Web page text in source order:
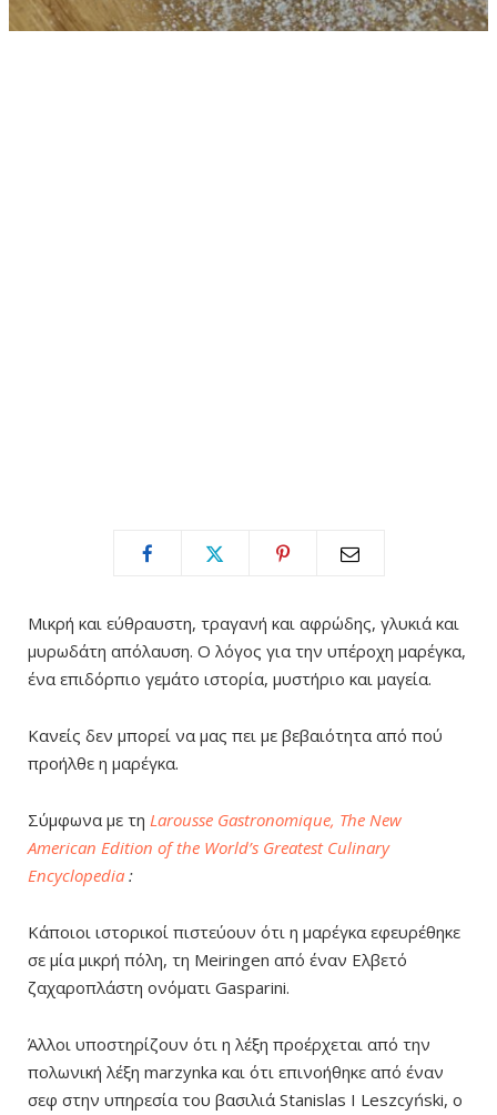
Μικρή και εύθραυστη, τραγανή και αφρώδης, γλυκιά και
μυρωδάτη απόλαυση. Ο λόγος για την υπέροχη μαρέγκα,
ένα επιδόρπιο γεμάτο ιστορία, μυστήριο και μαγεία.
Κανείς δεν μπορεί να μας πει με βεβαιότητα από πού
προήλθε η μαρέγκα.
Σύμφωνα με τη Larousse Gastronomique, The New
American Edition of the World’s Greatest Culinary
Encyclopedia :
Κάποιοι ιστορικοί πιστεύουν ότι η μαρέγκα εφευρέθηκε
σε μία μικρή πόλη, τη Meiringen από έναν Ελβετό
ζαχαροπλάστη ονόματι Gasparini.
Άλλοι υποστηρίζουν ότι η λέξη προέρχεται από την
πολωνική λέξη marzynka και ότι επινοήθηκε από έναν
σεφ στην υπηρεσία του βασιλιά Stanislas I Leszcyński, ο